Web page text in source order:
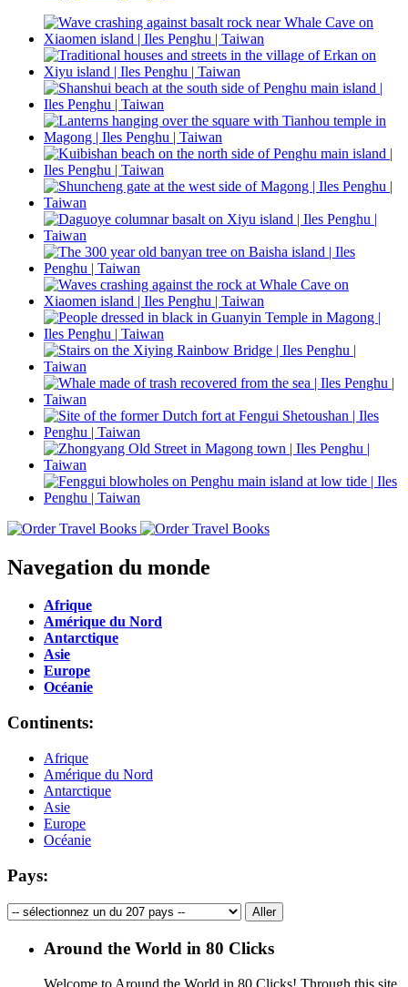
Navegation du monde
Afrique
Amérique du Nord
Antarctique
Asie
Europe
Océanie
Continents:
Afrique
Amérique du Nord
Antarctique
Asie
Europe
Océanie
Pays:
Around the World in 80 Clicks
Welcome to Around the World in 80 Clicks! Through this site,